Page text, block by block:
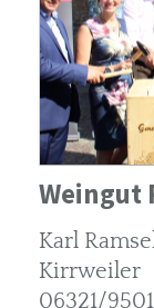
Weingut
Karl
Kirrweiler
06321/